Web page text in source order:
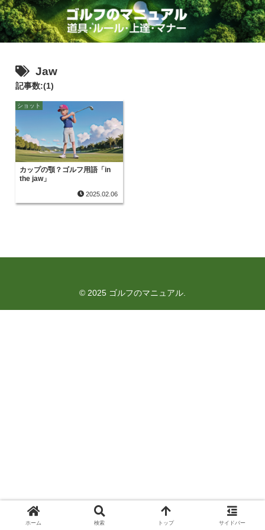
Jaw
記事数:(1)
ショット
カップの顎？ゴルフ用語「in
the jaw」
2025.02.06
© 2025 ゴルフのマニュアル.
ホーム 検索 トップ サイドバー